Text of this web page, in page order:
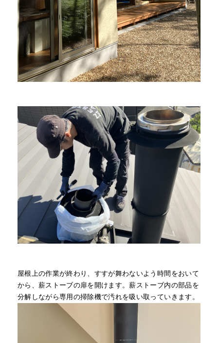
屋根上の作業が終わり、すすが舞わないよう時間をおいて
から、薪ストーブの扉を開けます。薪ストーブ内の部品を
分解しながら専用の掃除機で汚れを吸い取っていきます。